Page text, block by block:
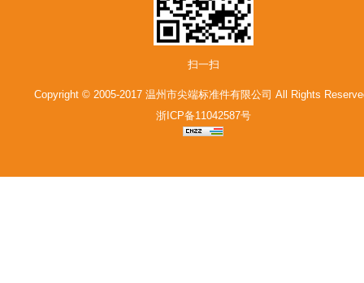
扫一扫
Copyright © 2005-2017 温州市尖端标准件有限公司 All Rights
浙ICP备11042587号